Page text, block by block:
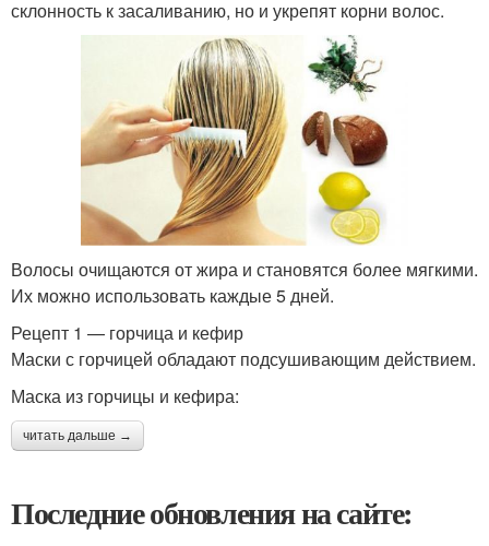
склонность к засаливанию, но и укрепят корни волос.
Волосы очищаются от жира и становятся более мягкими.
Их можно использовать каждые 5 дней.
Рецепт 1 — горчица и кефир
Маски с горчицей обладают подсушивающим действием.
Маска из горчицы и кефира:
читать дальше →
Последние обновления на сайте: